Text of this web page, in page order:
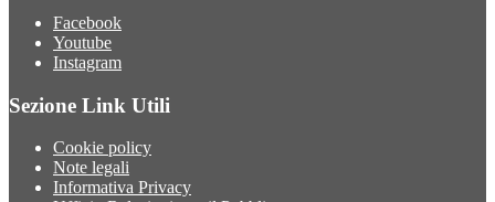
Facebook
Youtube
Instagram
Sezione Link Utili
Cookie policy
Note legali
Informativa Privacy